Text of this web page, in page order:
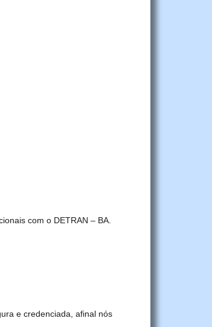
com o DETRAN – BA.
e credenciada, afinal nós